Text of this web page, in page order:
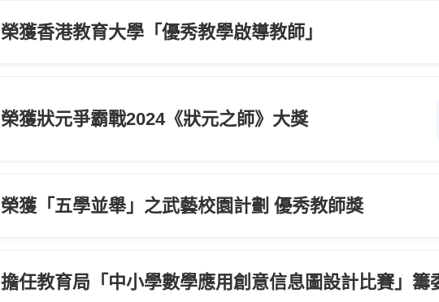
榮獲香港教育大學「優秀教學啟導教師」
榮獲狀元爭霸戰2024《狀元之師》大獎
榮獲「五學並舉」之武藝校園計劃 優秀教師獎
擔任教育局「中小學數學應用創意信息圖設計比賽」籌